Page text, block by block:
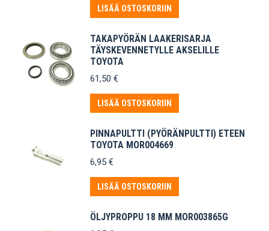
oli:
29,50 €.
on:
26,55 €.
LISÄÄ OSTOSKORIIN
TAKAPYÖRÄN LAAKERISARJA
TÄYSKEVENNETYLLE AKSELILLE
TOYOTA
61,50 €
LISÄÄ OSTOSKORIIN
PINNAPULTTI (PYÖRÄNPULTTI) ETEEN
TOYOTA MOR004669
6,95 €
LISÄÄ OSTOSKORIIN
ÖLJYPROPPU 18 MM MOR003865G